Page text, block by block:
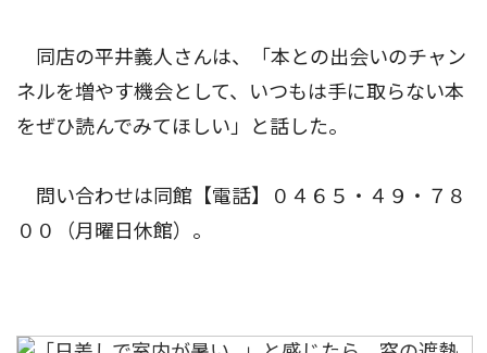
同店の平井義人さんは、「本との出会いのチャン
ネルを増やす機会として、いつもは手に取らない本
をぜひ読んでみてほしい」と話した。
問い合わせは同館【電話】０４６５・４９・７８
００（月曜日休館）。